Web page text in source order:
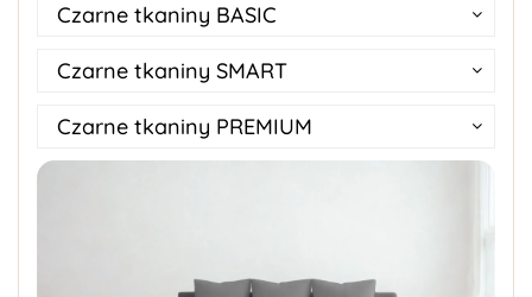
Czarne tkaniny BASIC
Czarne tkaniny SMART
Czarne tkaniny PREMIUM